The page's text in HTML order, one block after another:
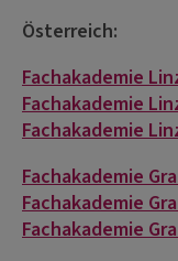
Österreich:
Fachakademie
Fachakademie
Fachakademie
Fachakademie
Fachakademie
Fachakademie